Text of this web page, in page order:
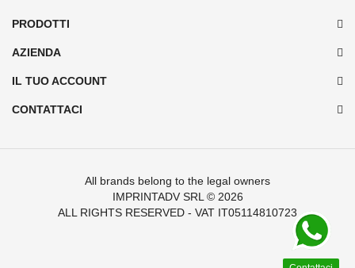
PRODOTTI
AZIENDA
IL TUO ACCOUNT
CONTATTACI
All brands belong to the legal owners
IMPRINTADV SRL © 2026
ALL RIGHTS RESERVED - VAT IT05114810723